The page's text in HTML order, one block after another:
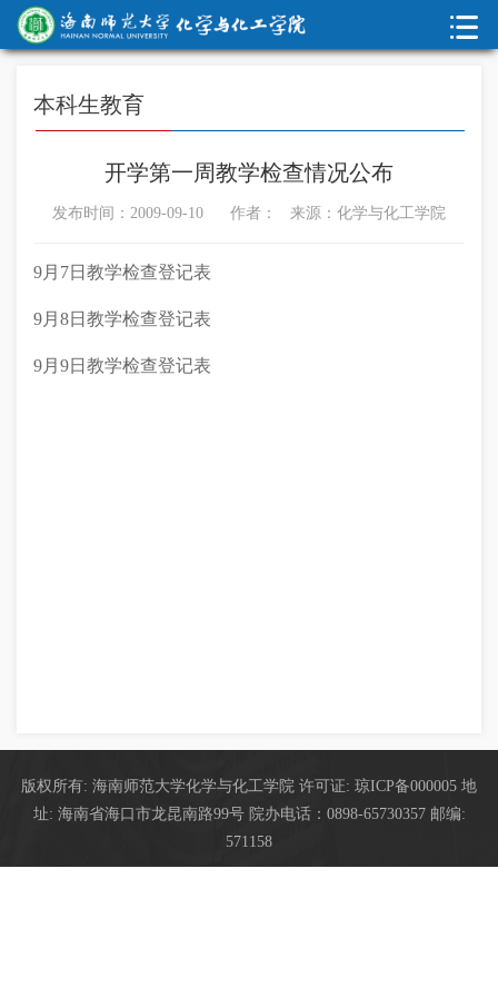
本科生教育
开学第一周教学检查情况公布
发布时间：2009-09-10 作者： 来源：化学与化工学院
9月7日教学检查登记表
9月8日教学检查登记表
9月9日教学检查登记表
版权所有: 海南师范大学化学与化工学院 许可证: 琼ICP备000005 地
址: 海南省海口市龙昆南路99号 院办电话：0898-65730357 邮编:
571158